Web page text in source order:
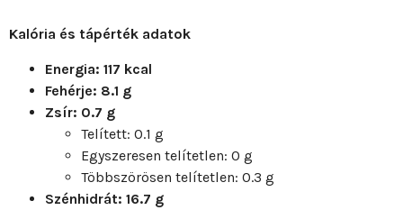
Kalória és tápérték adatok
Energia: 117 kcal
Fehérje: 8.1 g
Zsír: 0.7 g
Telített: 0.1 g
Egyszeresen telítetlen: 0 g
Többszörösen telítetlen: 0.3 g
Szénhidrát: 16.7 g